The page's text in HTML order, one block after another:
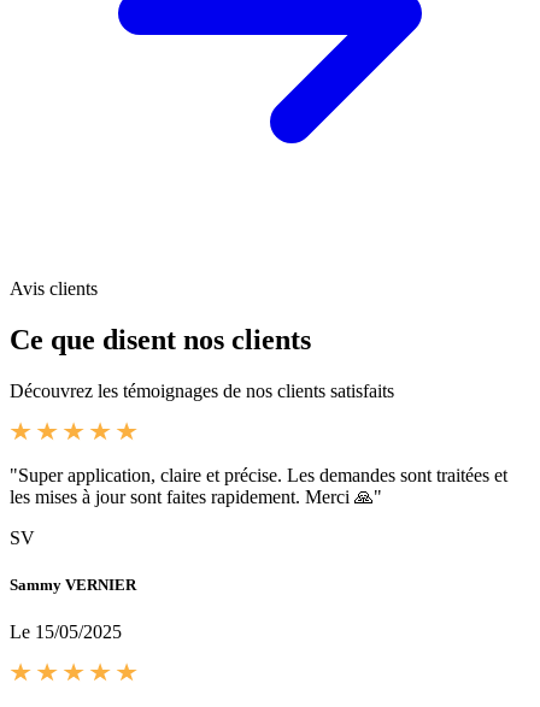
Avis clients
Ce que disent nos clients
Découvrez les témoignages de nos clients satisfaits
"Super application, claire et précise. Les demandes sont traitées et
les mises à jour sont faites rapidement. Merci 🙏"
SV
Sammy VERNIER
Le 15/05/2025